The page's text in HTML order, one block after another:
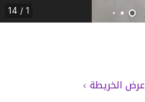
1 / 14
عرض الخريطة